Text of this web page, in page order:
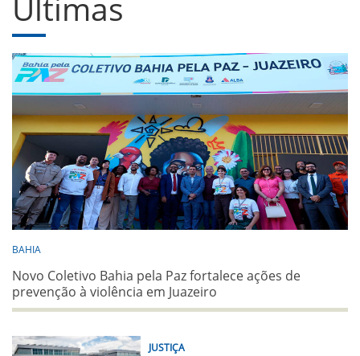
Últimas
BAHIA
Novo Coletivo Bahia pela Paz fortalece ações de
prevenção à violência em Juazeiro
JUSTIÇA